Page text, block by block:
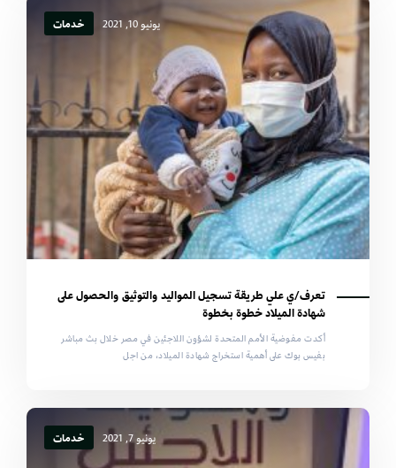
يونيو 10, 2021 خدمات
تعرف/ي علي طريقة تسجيل المواليد والتوثيق والحصول على
شهادة الميلاد خطوة بخطوة
أكدت مفوضية الأمم المتحدة لشؤون اللاجئين في مصر خلال بث مباشر
بفيس بوك على أهمية استخراج شهادة الميلاد، من اجل
يونيو 7, 2021 خدمات